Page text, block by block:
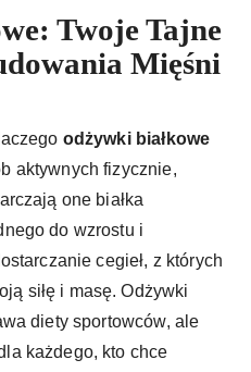
Twoje Tajne
Mięśni
odżywki białkowe
aktywnych fizycznie,
one białka
do wzrostu i
cegieł, z których
siłę i masę. Odżywki
diety sportowców, ale
każdego, kto chce